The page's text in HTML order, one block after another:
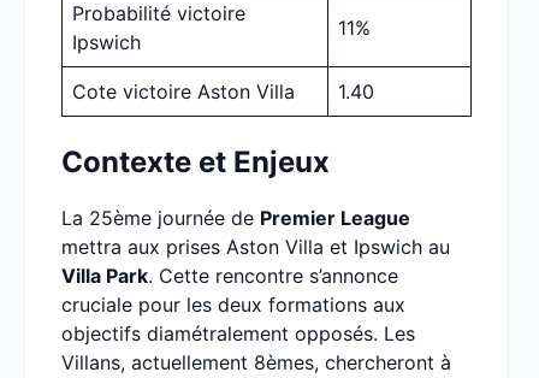
Probabilité victoire
Ipswich
11%
Cote victoire Aston Villa 1.40
Contexte et Enjeux
La 25ème journée de Premier League
mettra aux prises Aston Villa et Ipswich au
Villa Park. Cette rencontre s’annonce
cruciale pour les deux formations aux
objectifs diamétralement opposés. Les
Villans, actuellement 8èmes, chercheront à